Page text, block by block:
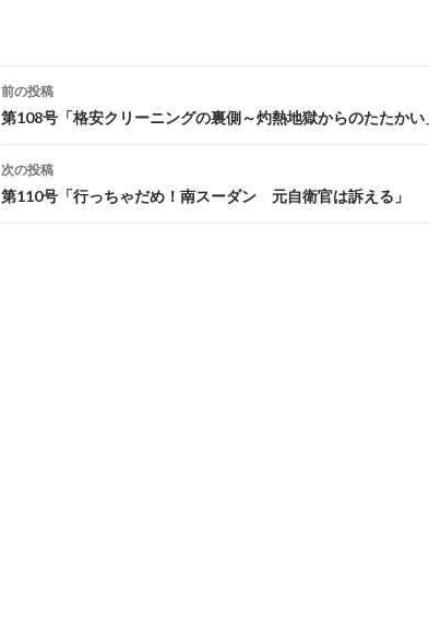
投
稿
ナ
前の投稿
第108号「格安クリーニングの裏側～灼熱地獄からのたたかい
次の投稿
第110号「行っちゃだめ！南スーダン 元自衛官は訴える」